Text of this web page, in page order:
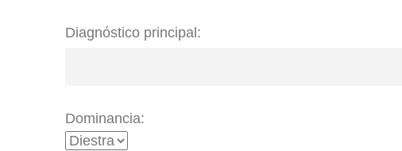
Diagnóstico principal:
Dominancia: